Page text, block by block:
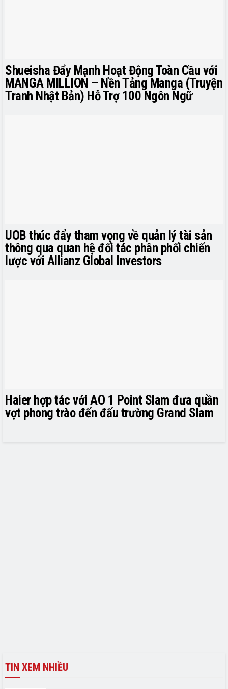
Shueisha Đẩy Mạnh Hoạt Động Toàn Cầu với
MANGA MILLION – Nền Tảng Manga (Truyện
Tranh Nhật Bản) Hỗ Trợ 100 Ngôn Ngữ
UOB thúc đẩy tham vọng về quản lý tài sản
thông qua quan hệ đối tác phân phối chiến
lược với Allianz Global Investors
Haier hợp tác với AO 1 Point Slam đưa quần
vợt phong trào đến đấu trường Grand Slam
TIN XEM NHIỀU